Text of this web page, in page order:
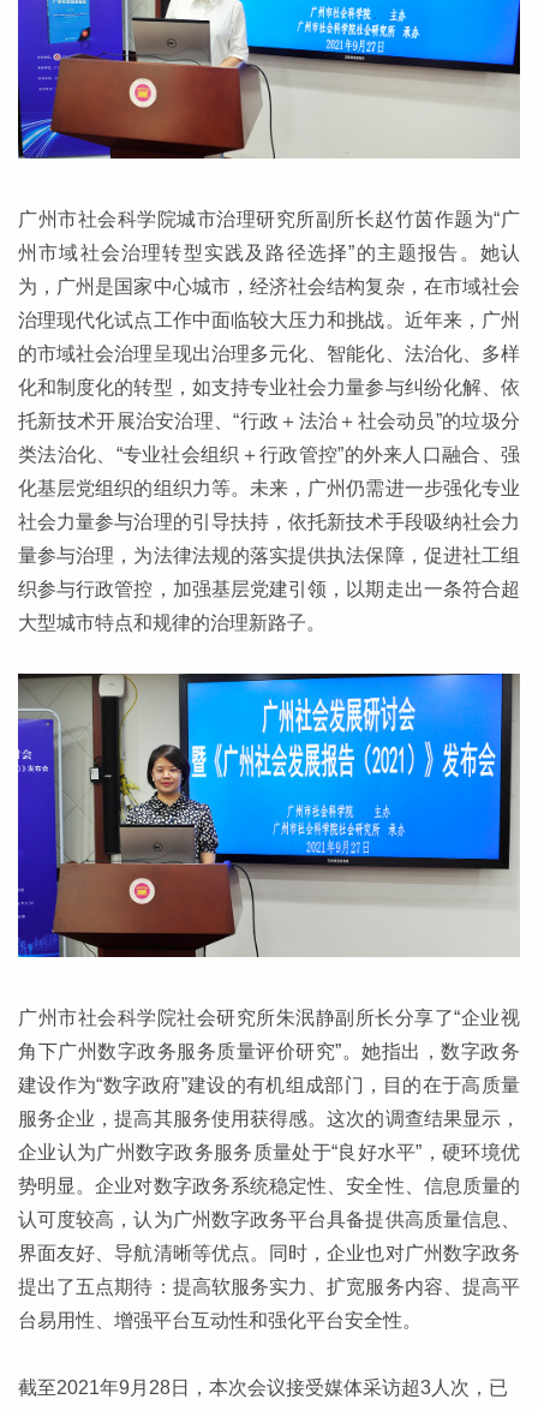
广州市社会科学院城市治理研究所副所长赵竹茵作题为“广
州市域社会治理转型实践及路径选择”的主题报告。她认
为，广州是国家中心城市，经济社会结构复杂，在市域社会
治理现代化试点工作中面临较大压力和挑战。近年来，广州
的市域社会治理呈现出治理多元化、智能化、法治化、多样
化和制度化的转型，如支持专业社会力量参与纠纷化解、依
托新技术开展治安治理、“行政＋法治＋社会动员”的垃圾分
类法治化、“专业社会组织＋行政管控”的外来人口融合、强
化基层党组织的组织力等。未来，广州仍需进一步强化专业
社会力量参与治理的引导扶持，依托新技术手段吸纳社会力
量参与治理，为法律法规的落实提供执法保障，促进社工组
织参与行政管控，加强基层党建引领，以期走出一条符合超
大型城市特点和规律的治理新路子。
广州市社会科学院社会研究所朱泯静副所长分享了“企业视
角下广州数字政务服务质量评价研究”。她指出，数字政务
建设作为“数字政府”建设的有机组成部门，目的在于高质量
服务企业，提高其服务使用获得感。这次的调查结果显示，
企业认为广州数字政务服务质量处于“良好水平”，硬环境优
势明显。企业对数字政务系统稳定性、安全性、信息质量的
认可度较高，认为广州数字政务平台具备提供高质量信息、
界面友好、导航清晰等优点。同时，企业也对广州数字政务
提出了五点期待：提高软服务实力、扩宽服务内容、提高平
台易用性、增强平台互动性和强化平台安全性。
截至2021年9月28日，本次会议接受媒体采访超3人次，已